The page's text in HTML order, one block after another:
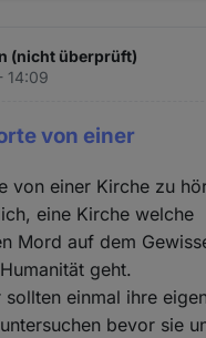
(nicht überprüft)
14:09
von einer
von einer Kirche zu
eine Kirche welche
Mord auf dem
geht.
sollten einmal ihre
bevor sie